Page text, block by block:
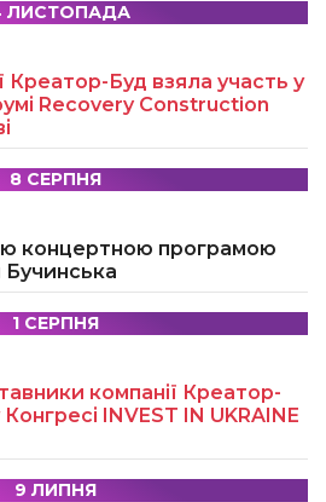
ЛИСТОПАДА
Креатор-Буд взяла участь у
Recovery Construction
8 СЕРПНЯ
концертною програмою
Бучинська
1 СЕРПНЯ
компанії Креатор-
INVEST IN UKRAINE
9 ЛИПНЯ